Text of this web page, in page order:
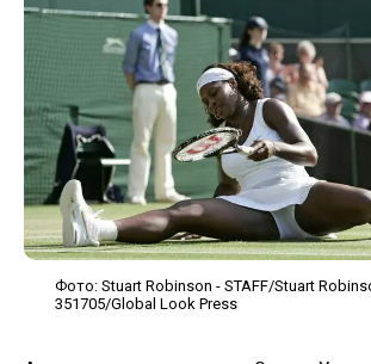
Фото: Stuart Robinson - STAFF/Stuart
351705/Global Look Press